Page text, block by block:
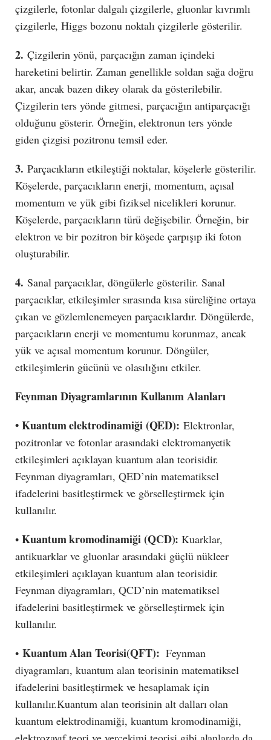
çizgilerle, fotonlar dalgalı çizgilerle, gluonlar kıvrımlı
çizgilerle, Higgs bozonu noktalı çizgilerle gösterilir.
2. Çizgilerin yönü, parçacığın zaman içindeki
hareketini belirtir. Zaman genellikle soldan sağa doğru
akar, ancak bazen dikey olarak da gösterilebilir.
Çizgilerin ters yönde gitmesi, parçacığın antiparçacığı
olduğunu gösterir. Örneğin, elektronun ters yönde
giden çizgisi pozitronu temsil eder.
3. Parçacıkların etkileştiği noktalar, köşelerle gösterilir.
Köşelerde, parçacıkların enerji, momentum, açısal
momentum ve yük gibi fiziksel nicelikleri korunur.
Köşelerde, parçacıkların türü değişebilir. Örneğin, bir
elektron ve bir pozitron bir köşede çarpışıp iki foton
oluşturabilir.
4. Sanal parçacıklar, döngülerle gösterilir. Sanal
parçacıklar, etkileşimler sırasında kısa süreliğine ortaya
çıkan ve gözlemlenemeyen parçacıklardır. Döngülerde,
parçacıkların enerji ve momentumu korunmaz, ancak
yük ve açısal momentum korunur. Döngüler,
etkileşimlerin gücünü ve olasılığını etkiler.
Feynman Diyagramlarının Kullanım Alanları
• Kuantum elektrodinamiği (QED):Elektronlar,
pozitronlar ve fotonlar arasındaki elektromanyetik
etkileşimleri açıklayan kuantum alan teorisidir.
Feynman diyagramları, QED’nin matematiksel
ifadelerini basitleştirmek ve görselleştirmek için
kullanılır.
• Kuantum kromodinamiği (QCD): Kuarklar,
antikuarklar ve gluonlar arasındaki güçlü nükleer
etkileşimleri açıklayan kuantum alan teorisidir.
Feynman diyagramları, QCD’nin matematiksel
ifadelerini basitleştirmek ve görselleştirmek için
kullanılır.
• Kuantum Alan Teorisi(QFT): Feynman
diyagramları, kuantum alan teorisinin matematiksel
ifadelerini basitleştirmek ve hesaplamak için
kullanılır.Kuantum alan teorisinin alt dalları olan
kuantum elektrodinamiği, kuantum kromodinamiği,